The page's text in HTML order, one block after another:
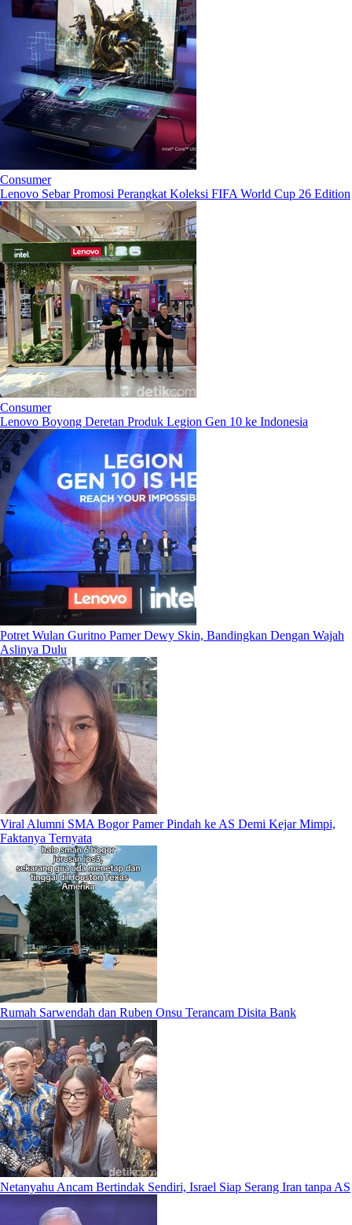
Consumer
Lenovo Sebar Promosi Perangkat Koleksi FIFA World Cup 26 Edition
Consumer
Lenovo Boyong Deretan Produk Legion Gen 10 ke Indonesia
Potret Wulan Guritno Pamer Dewy Skin, Bandingkan Dengan Wajah
Aslinya Dulu
Viral Alumni SMA Bogor Pamer Pindah ke AS Demi Kejar Mimpi,
Faktanya Ternyata
Rumah Sarwendah dan Ruben Onsu Terancam Disita Bank
Netanyahu Ancam Bertindak Sendiri, Israel Siap Serang Iran tanpa AS